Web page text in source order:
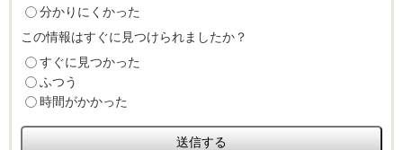
分かりにくかった
この情報はすぐに見つけられましたか？
すぐに見つかった
ふつう
時間がかかった